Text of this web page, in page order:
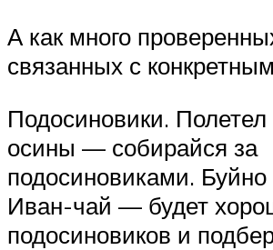
А как много
связанных с
Подосиновики. Полетел
осины — собирайся за
подосиновиками. Буйно
Иван-чай — будет
подосиновиков и